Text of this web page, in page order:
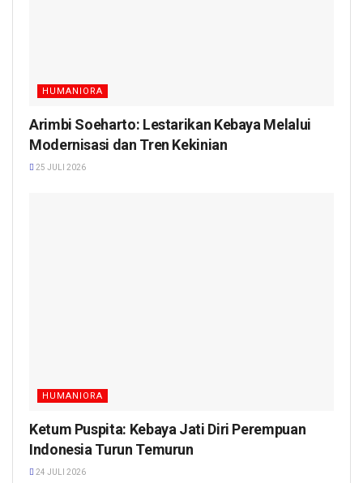
HUMANIORA
Arimbi Soeharto: Lestarikan Kebaya Melalui
Modernisasi dan Tren Kekinian
25 JULI 2026
HUMANIORA
Ketum Puspita: Kebaya Jati Diri Perempuan
Indonesia Turun Temurun
24 JULI 2026